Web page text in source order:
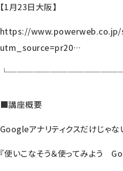
【1月23日大阪】
https://www.powerweb.co.jp/
utm_source=pr20…
■講座概要
Googleアナリティクスだけじゃな
『使いこなそう＆使ってみよう